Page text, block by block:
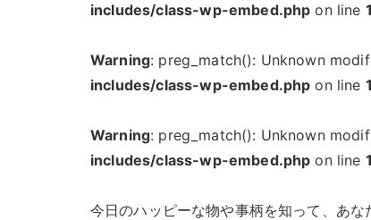
includes/class-wp-embed.php on line
Warning: preg_match(): Unknown
includes/class-wp-embed.php on line
Warning: preg_match(): Unknown
includes/class-wp-embed.php on line
今日のハッピーな物や事柄を知って、あ